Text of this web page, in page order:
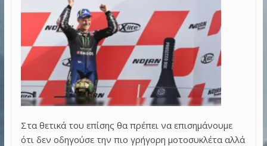
Στα θετικά του επίσης θα πρέπει να επισημάνουμε
ότι δεν οδηγούσε την πιο γρήγορη μοτοσυκλέτα αλλά